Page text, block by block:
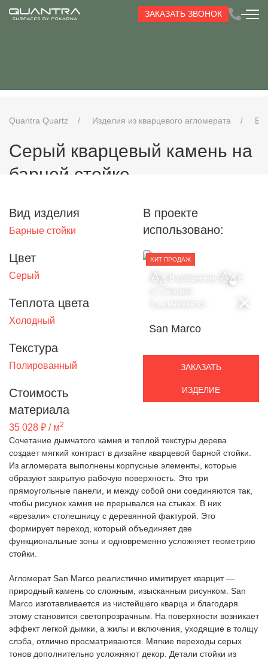
ЗАКАЗАТЬ ЗВОНОК
Quantra Quartz Изделия из кварцевого агломерата
Серый кварцевый камень на
барной стойке
Вид изделия
Барные стойки
Цвет
Серый
Теплота цвета
Холодный
Текстура
Полированный
Стоимость
материала
35 028 ₽ / м2
В проекте
использовано:
ХИТ ПРОДАЖ
В сравнение
сравнение
Сравнивается
San Marco
ЗАКАЗАТЬ
ИЗДЕЛИЕ
Сочетание дымчатого камня и теплой текстуры дерева
создает мягкий контраст в дизайне кварцевой барной стойки.
Из агломерата выполнены корпусные элементы, которые
образуют закрытую рабочую поверхность. Это три
прямоугольные панели, и между собой они соединяются так,
чтобы рисунок камня не прерывался на стыках. В них
«врезали» столешницу с деревянной фактурой. Это
формирует переход, который объединяет две
функциональные зоны и одновременно усложняет геометрию
стойки.
Агломерат San Marco реалистично имитирует кварцит —
природный камень со сложным, изысканным рисунком. San
Marco изготавливается из чистейшего кварца и благодаря
этому становится светопрозрачным. На поверхности возникает
эффект легкой дымки, а жилы и включения, уходящие в толщу
слэба, отлично просматриваются. Мягкие переходы серых
тонов дополнительно усложняют декор. Детали стойки из